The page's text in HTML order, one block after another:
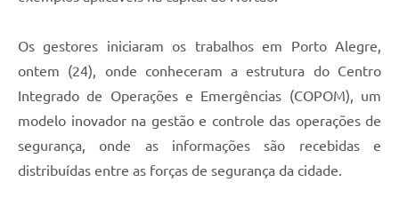
Os gestores iniciaram os trabalhos em Porto Alegre,
ontem (24), onde conheceram a estrutura do Centro
Integrado de Operações e Emergências (COPOM), um
modelo inovador na gestão e controle das operações de
segurança, onde as informações são recebidas e
distribuídas entre as forças de segurança da cidade.